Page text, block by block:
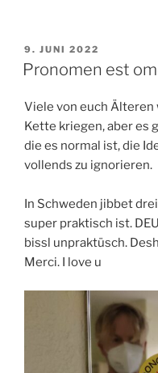
VERÖFFENTLICHT
AM
9. JUNI 2022
Pronomen est
Viele von euch Älteren
Kette kriegen, aber es
die es normal ist, die
vollends zu ignorieren.
In Schweden jibbet
super praktisch ist.
bissl unpraktüsch.
Merci. I love u